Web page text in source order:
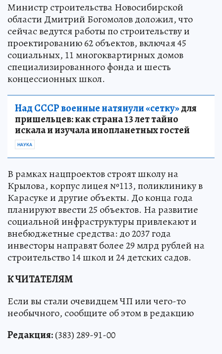
Министр строительства Новосибирской
области Дмитрий Богомолов доложил, что
сейчас ведутся работы по строительству и
проектированию 62 объектов, включая 45
социальных, 11 многоквартирных домов
специализированного фонда и шесть
концессионных школ.
Над СССР военные натянули «сетку»для
пришельцев: как страна 13 лет тайно
искала и изучала инопланетных гостей
НАУКА
В рамках нацпроектов строят школу на
Крылова, корпус лицея №113, поликлинику в
Карасуке и другие объекты. До конца года
планируют ввести 25 объектов. На развитие
социальной инфраструктуры привлекают и
внебюджетные средства: до 2037 года
инвесторы направят более 29 млрд рублей на
строительство 14 школ и 24 детских садов.
К ЧИТАТЕЛЯМ
Если вы стали очевидцем ЧП или чего-то
необычного, сообщите об этом в редакцию
Редакция:(383) 289-91-00